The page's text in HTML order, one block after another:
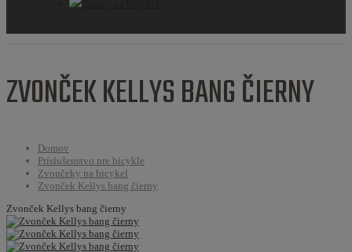
ZVONČEK KELLYS BANG ČIERNY
Domov
Príslušenstvo pre bicykle
Zvončeky na bicykel
Zvonček Kellys bang čierny
Zvonček Kellys bang čierny